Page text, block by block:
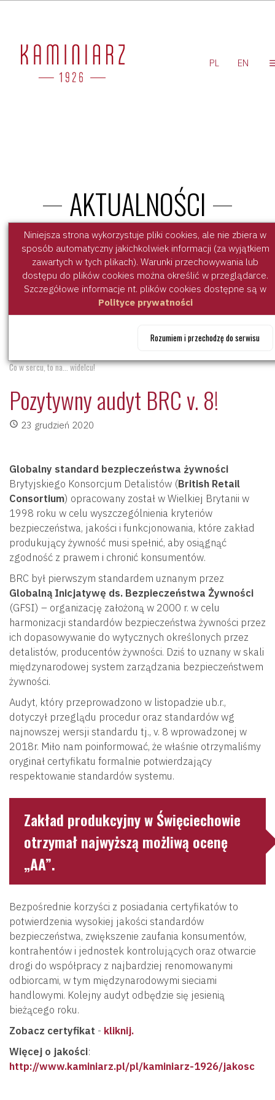
PL EN
AKTUALNOŚCI
Boczek Smażony! Nowość w Polsce!
KAMINIARZ na targach ANUGA!
Produkcja w ZMW Kaminiarz zgodna ze światowymi standardami
Co w sercu, to na... widelcu!
Pozytywny audyt BRC v. 8!
23 grudzień 2020
Globalny standard bezpieczeństwa żywności
Brytyjskiego Konsorcjum Detalistów (British Retail
Consortium) opracowany został w Wielkiej Brytanii w
1998 roku w celu wyszczególnienia kryteriów
bezpieczeństwa, jakości i funkcjonowania, które zakład
produkujący żywność musi spełnić, aby osiągnąć
zgodność z prawem i chronić konsumentów.
BRC był pierwszym standardem uznanym przez
Globalną Inicjatywę ds. Bezpieczeństwa Żywności
(GFSI) – organizację założoną w 2000 r. w celu
harmonizacji standardów bezpieczeństwa żywności przez
ich dopasowywanie do wytycznych określonych przez
detalistów, producentów żywności. Dziś to uznany w skali
międzynarodowej system zarządzania bezpieczeństwem
żywności.
Audyt, który przeprowadzono w listopadzie ub.r.,
dotyczył przeglądu procedur oraz standardów wg
najnowszej wersji standardu tj., v. 8 wprowadzonej w
2018r. Miło nam poinformować, że właśnie otrzymaliśmy
oryginał certyfikatu formalnie potwierdzający
respektowanie standardów systemu.
Zakład produkcyjny w Święciechowie
otrzymał najwyższą możliwą ocenę
„AA”.
Bezpośrednie korzyści z posiadania certyfikatów to
potwierdzenia wysokiej jakości standardów
bezpieczeństwa, zwiększenie zaufania konsumentów,
kontrahentów i jednostek kontrolujących oraz otwarcie
drogi do współpracy z najbardziej renomowanymi
odbiorcami, w tym międzynarodowymi sieciami
handlowymi. Kolejny audyt odbędzie się jesienią
bieżącego roku.
Zobacz certyfikat - kliknij.
Więcej o jakości:
http://www.kaminiarz.pl/pl/kaminiarz-1926/jakosc
Niniejsza strona wykorzystuje pliki cookies, ale nie zbiera w
sposób automatyczny jakichkolwiek informacji (za wyjątkiem
zawartych w tych plikach). Warunki przechowywania lub
dostępu do plików cookies można określić w przeglądarce.
Szczegółowe informacje nt. plików cookies dostępne są w
Polityce prywatności
Rozumiem i przechodzę do serwisu